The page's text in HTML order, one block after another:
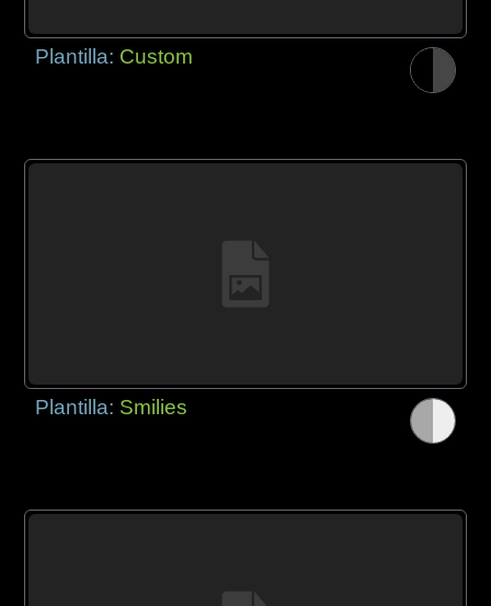
Plantilla: Custom
Plantilla: Smilies